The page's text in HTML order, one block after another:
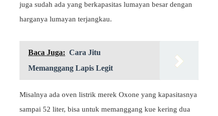
juga sudah ada yang berkapasitas lumayan besar dengan
harganya lumayan terjangkau.
Baca Juga: Cara Jitu
Memanggang Lapis Legit
Misalnya ada oven listrik merek Oxone yang kapasitasnya
sampai 52 liter, bisa untuk memanggang kue kering dua